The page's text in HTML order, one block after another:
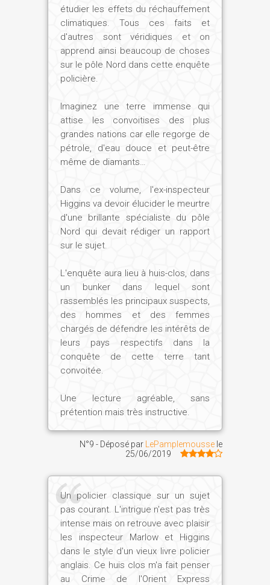
étudier les effets du réchauffement
climatiques. Tous ces faits et
d'autres sont véridiques et on
apprend ainsi beaucoup de choses
sur le pôle Nord dans cette enquête
policière.
Imaginez une terre immense qui
attise les convoitises des plus
grandes nations car elle regorge de
pétrole, d'eau douce et peut-être
même de diamants…
Dans ce volume, l'ex-inspecteur
Higgins va devoir élucider le meurtre
d'une brillante spécialiste du pôle
Nord qui devait rédiger un rapport
sur le sujet.
L'enquête aura lieu à huis-clos, dans
un bunker dans lequel sont
rassemblés les principaux suspects,
des hommes et des femmes
chargés de défendre les intérêts de
leurs pays respectifs dans la
conquête de cette terre tant
convoitée.
Une lecture agréable, sans
prétention mais très instructive.
N°9 - Déposé par LePamplemousse le
25/06/2019
Un policier classique sur un sujet
pas courant. L'intrigue n'est pas très
intense mais on retrouve avec plaisir
les inspecteur Marlow et Higgins
dans le style d'un vieux livre policier
anglais. Ce huis clos m'a fait penser
au Crime de l'Orient Express